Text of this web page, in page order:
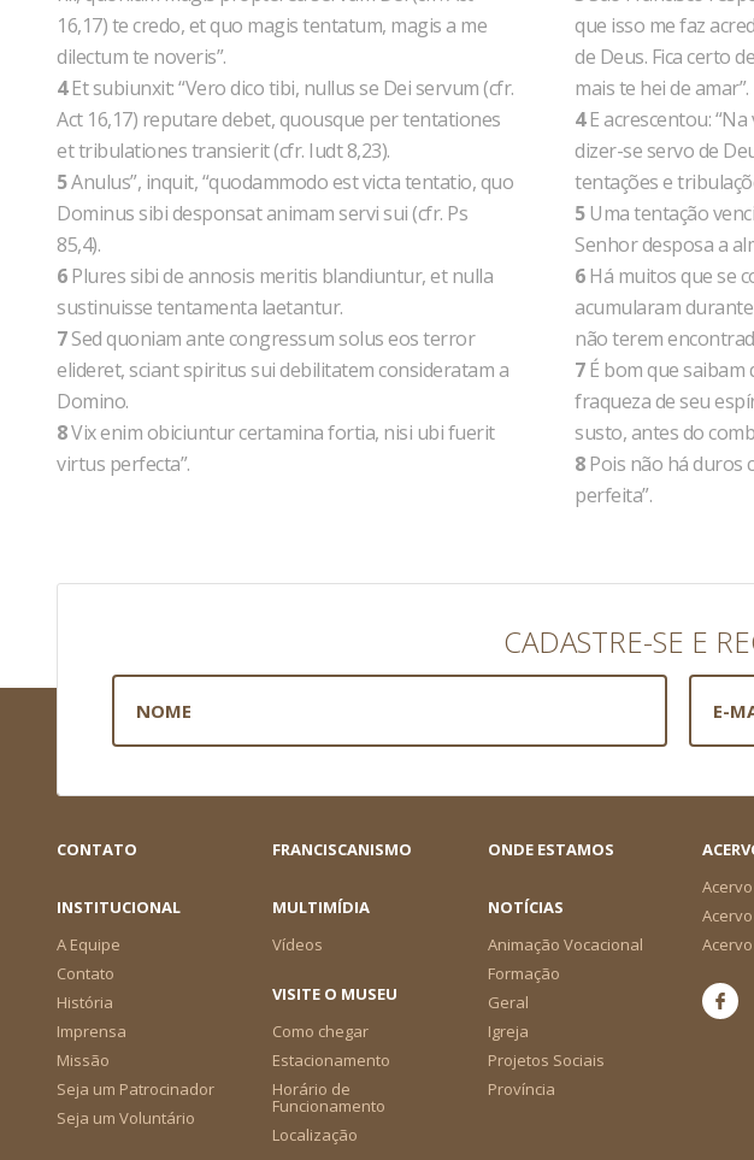
16,17) te credo, et quo magis tentatum, magis a me
dilectum te noveris”.
4Et subiunxit: “Vero dico tibi, nullus se Dei servum (cfr.
Act 16,17) reputare debet, quousque per tentationes
et tribulationes transierit (cfr. Iudt 8,23).
5Anulus”, inquit, “quodammodo est victa tentatio, quo
Dominus sibi desponsat animam servi sui (cfr. Ps
85,4).
6Plures sibi de annosis meritis blandiuntur, et nulla
sustinuisse tentamenta laetantur.
7Sed quoniam ante congressum solus eos terror
elideret, sciant spiritus sui debilitatem consideratam a
Domino.
8Vix enim obiciuntur certamina fortia, nisi ubi fuerit
virtus perfecta”.
que isso me faz
de Deus. Fica certo
mais te hei de amar”.
4E acrescentou:
dizer-se servo de
tentações e
5Uma tentação
Senhor desposa a
6Há muitos que se
acumularam
não terem
7É bom que saibam
fraqueza de seu
susto, antes do
8Pois não há duros
perfeita”.
CADASTRE-SE E
CONTATO FRANCISCANISMO ONDE ESTAMOS
INSTITUCIONAL
A Equipe
Contato
História
Imprensa
Missão
Seja um Patrocinador
Seja um Voluntário
MULTIMÍDIA
Vídeos
NOTÍCIAS
Animação Vocacional
Formação
Geral
Igreja
Projetos Sociais
Província
VISITE O MUSEU
Como chegar
Estacionamento
Horário de
Funcionamento
Localização